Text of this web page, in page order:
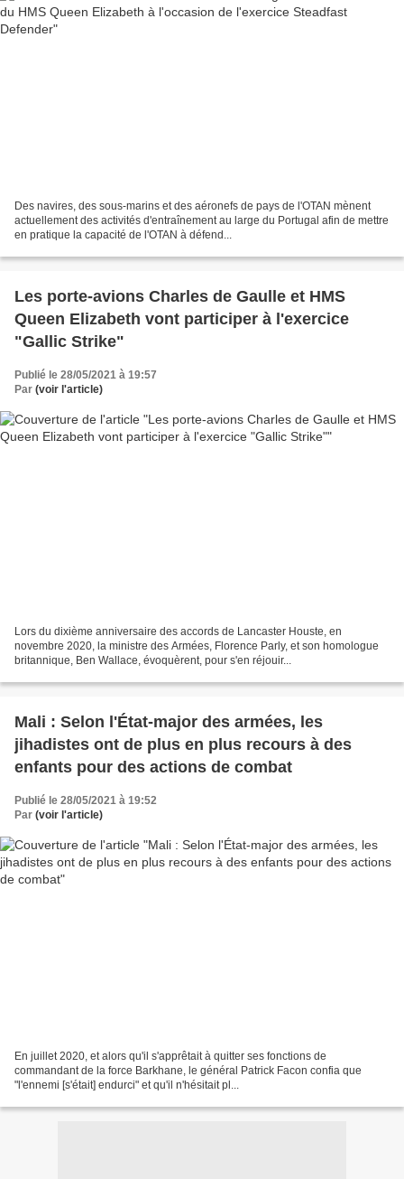
Des navires, des sous-marins et des aéronefs de pays de l'OTAN mènent
actuellement des activités d'entraînement au large du Portugal afin de mettre
en pratique la capacité de l'OTAN à défend...
Les porte-avions Charles de Gaulle et HMS
Queen Elizabeth vont participer à l'exercice
"Gallic Strike"
Publié le 28/05/2021 à 19:57
Par (voir l'article)
Lors du dixième anniversaire des accords de Lancaster Houste, en
novembre 2020, la ministre des Armées, Florence Parly, et son homologue
britannique, Ben Wallace, évoquèrent, pour s'en réjouir...
Mali : Selon l'État-major des armées, les
jihadistes ont de plus en plus recours à des
enfants pour des actions de combat
Publié le 28/05/2021 à 19:52
Par (voir l'article)
En juillet 2020, et alors qu'il s'apprêtait à quitter ses fonctions de
commandant de la force Barkhane, le général Patrick Facon confia que
"l'ennemi [s'était] endurci" et qu'il n'hésitait pl...